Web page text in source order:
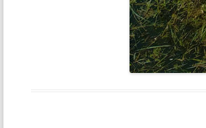
WOODEN RAFT
SOBEK